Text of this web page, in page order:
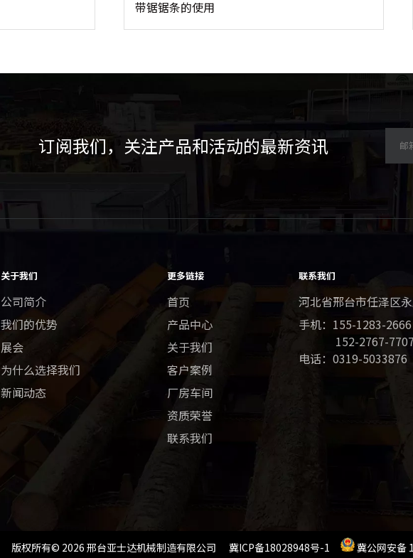
带锯锯条的使用
订阅我们，关注产品和活动的最新资讯
关于我们
公司简介
我们的优势
展会
为什么选择我们
新闻动态
更多链接
首页
产品中心
关于我们
客户案例
厂房车间
资质荣誉
联系我们
联系我们
河北省邢台市任泽区
手机： 155-1283-2666
152-2767-7707​​​​​​​
电话：0319-5033876
版权所有© 2026 邢台亚士达机械制造有限公司 冀ICP备18028948号-1 冀公网安备